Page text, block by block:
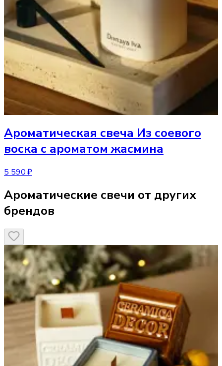
Ароматическая свеча Из соевого
воска с ароматом жасмина
5 590 ₽
Ароматические свечи от других
брендов